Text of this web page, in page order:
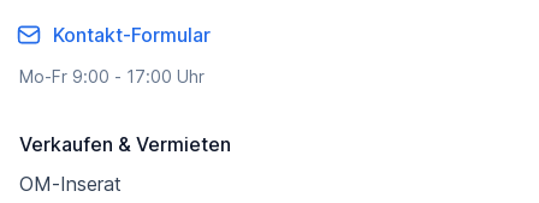
Kontakt-Formular
Mo-Fr 9:00 - 17:00 Uhr
Verkaufen & Vermieten
OM-Inserat